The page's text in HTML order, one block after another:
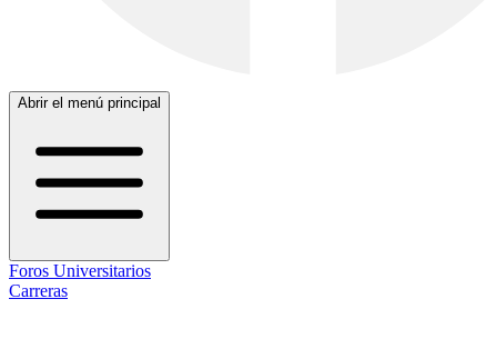
Abrir el menú principal
Foros Universitarios
Carreras